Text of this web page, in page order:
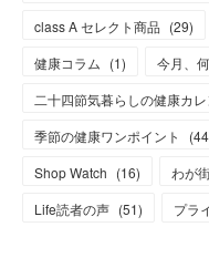
class A セレクト商品 (29)
健康コラム (1) 今月、
二十四節気暮らしの健康カ
季節の健康ワンポイント
(44
Shop Watch (16) わが
Life読者の声 (51) プラ